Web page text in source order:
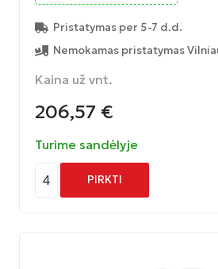
Pristatymas per 5-7 d.d.
Nemokamas pristatymas
Kaina už vnt.
206,57 €
Turime sandėlyje
4 PIRKTI